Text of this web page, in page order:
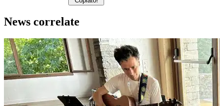
News correlate